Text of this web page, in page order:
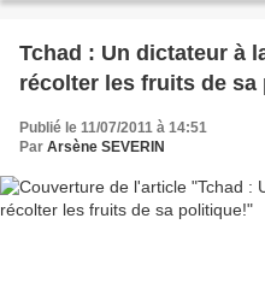
Tchad : Un dictateur à
récolter les fruits de sa
Publié le 11/07/2011 à 14:51
Par Arsène SEVERIN